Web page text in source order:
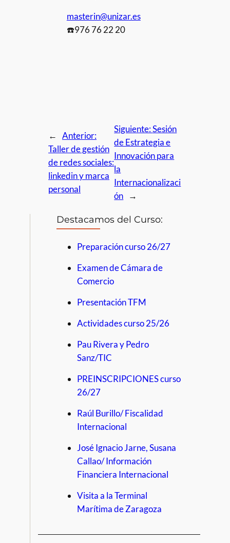
masterin@unizar.es
☎️976 76 22 20
←
Anterior:
Taller de gestión
de redes sociales:
linkedin y marca
personal
Siguiente:Sesión
de Estrategia e
Innovación para
la
Internacionalizaci
ón
→
Destacamos del Curso:
Preparación curso 26/27
Examen de Cámara de
Comercio
Presentación TFM
Actividades curso 25/26
Pau Rivera y Pedro
Sanz/TIC
PREINSCRIPCIONES curso
26/27
Raúl Burillo/ Fiscalidad
Internacional
José Ignacio Jarne, Susana
Callao/ Información
Financiera Internacional
Visita a la Terminal
Marítima de Zaragoza